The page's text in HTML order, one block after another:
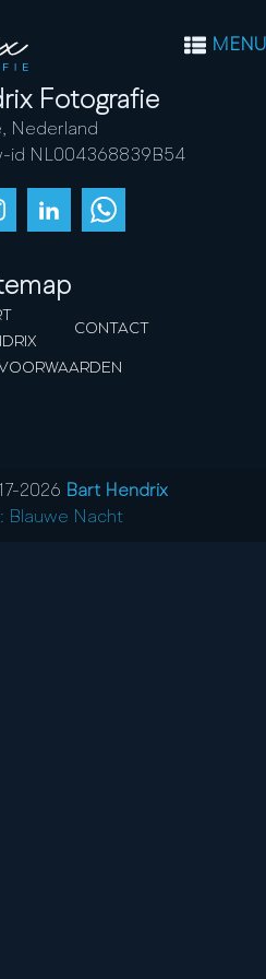
MENU
Fotografie
Nederland
id NL004368839B54
CONTACT
2026 Bart Hendrix
Blauwe Nacht